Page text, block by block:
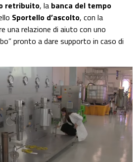
retribuito, la banca del tempo
Sportello d’ascolto, con la
una relazione di aiuto con uno
pronto a dare supporto in caso di